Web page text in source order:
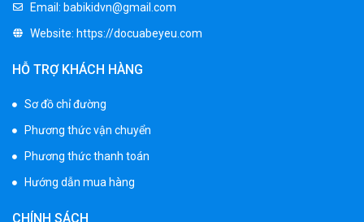
Xe 3 bánh đạp trẻ em FE-188
520.000 ₫
350.000 ₫
550.000 ₫
Email: babikidvn@gmail.com
Website: https://docuabeyeu.com
HỖ TRỢ KHÁCH HÀNG
Sơ đồ chỉ đường
Phương thức vận chuyển
Phương thức thanh toán
Hướng dẫn mua hàng
CHÍNH SÁCH